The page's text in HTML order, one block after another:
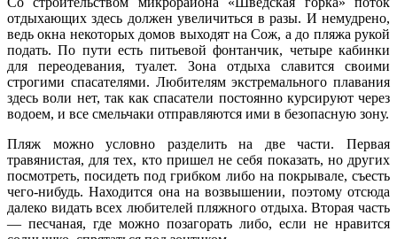
отдыхающих здесь должен увеличиться в разы. И немудрено,
ведь окна некоторых домов выходят на Сож, а до пляжа рукой
подать. По пути есть питьевой фонтанчик, четыре кабинки
для переодевания, туалет. Зона отдыха славится своими
строгими спасателями. Любителям экстремального плавания
здесь воли нет, так как спасатели постоянно курсируют через
водоем, и все смельчаки отправляются ими в безопасную зону.
Пляж можно условно разделить на две части. Первая
травянистая, для тех, кто пришел не себя показать, но других
посмотреть, посидеть под грибком либо на покрывале, съесть
чего-нибудь. Находится она на возвышении, поэтому отсюда
далеко видать всех любителей пляжного отдыха. Вторая часть
— песчаная, где можно позагорать либо, если не нравится